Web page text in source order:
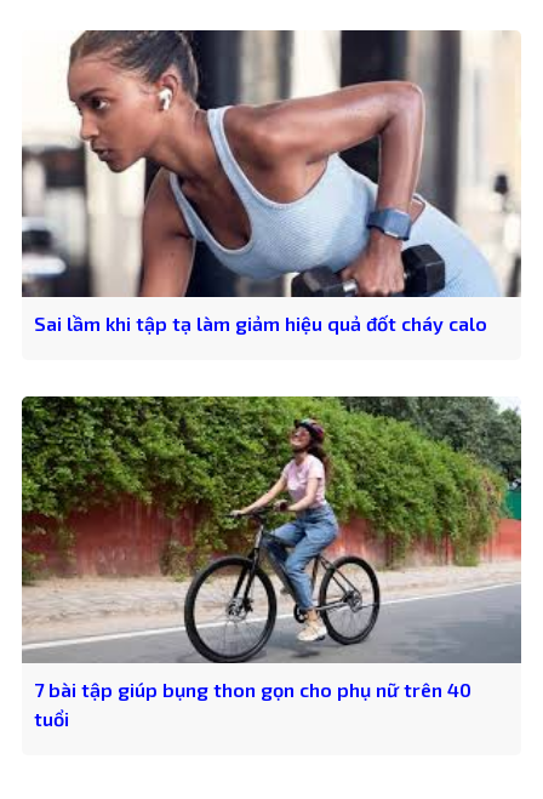
Sai lầm khi tập tạ làm giảm hiệu quả đốt cháy calo
7 bài tập giúp bụng thon gọn cho phụ nữ trên 40
tuổi